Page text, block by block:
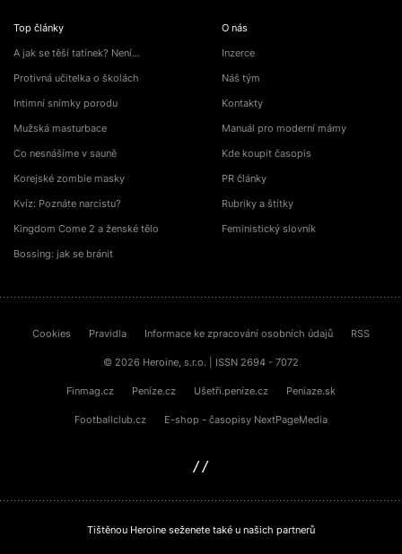
Top články
A jak se těší tatínek? Není…
Protivná učitelka o školách
Intimní snímky porodu
Mužská masturbace
Co nesnášíme v sauně
Korejské zombie masky
Kvíz: Poznáte narcistu?
Kingdom Come 2 a ženské tělo
Bossing: jak se bránit
O nás
Inzerce
Náš tým
Kontakty
Manuál pro moderní mámy
Kde koupit časopis
PR články
Rubriky a štítky
Feministický slovník
Cookies Pravidla Informace ke zpracování osobních údajů RSS
© 2026 Heroine, s.r.o. | ISSN 2694 - 7072
Finmag.cz Peníze.cz Ušetři.peníze.cz Peniaze.sk
Footballclub.cz E-shop - časopisy NextPageMedia
Tištěnou Heroine seženete také u našich partnerů